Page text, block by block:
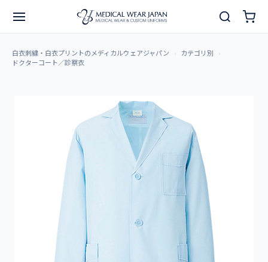
白衣刺繍・白衣プリントのメディカルウェアジャパン
カテゴリ別
ドクターコート／診察衣